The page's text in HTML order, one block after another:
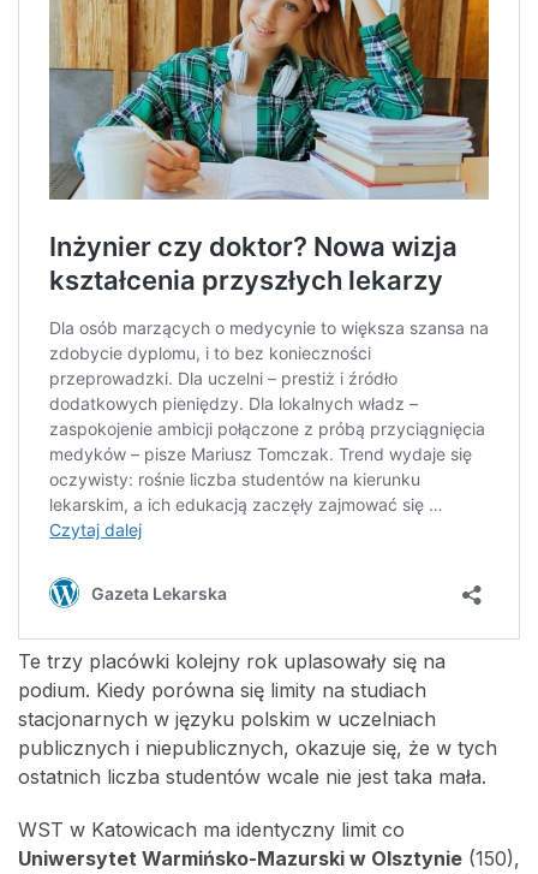
Te trzy placówki kolejny rok uplasowały się na
podium. Kiedy porówna się limity na studiach
stacjonarnych w języku polskim w uczelniach
publicznych i niepublicznych, okazuje się, że w tych
ostatnich liczba studentów wcale nie jest taka mała.
WST w Katowicach ma identyczny limit co
Uniwersytet Warmińsko-Mazurski w Olsztynie (150),